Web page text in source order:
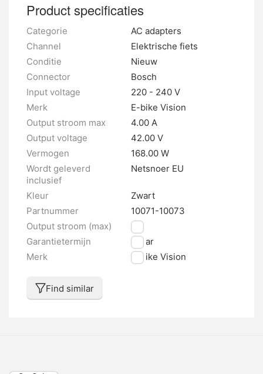
Product specificaties
Categorie
AC adapters
Channel
Elektrische fiets
Conditie
Nieuw
Connector
Bosch
Input voltage
220 - 240 V
Merk
E-bike Vision
Output stroom max
4.00 A
Output voltage
42.00 V
Vermogen
168.00 W
Wordt geleverd
inclusief
Netsnoer EU
Kleur
Zwart
Partnummer
10071-10073
Output stroom (max)
4 A
Garantietermijn
2 jaar
Merk
E-bike Vision
Find similar